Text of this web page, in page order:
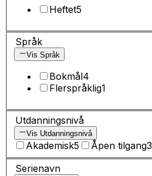
Heftet5
Språk
Vis Språk
Bokmål4
Flerspråklig1
Utdanningsnivå
Vis Utdanningsnivå
Akademisk5 Åpen tilgang3
Serienavn